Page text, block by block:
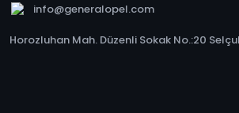
info@generalopel.com
Horozluhan Mah. Düzenli Sokak No.:20